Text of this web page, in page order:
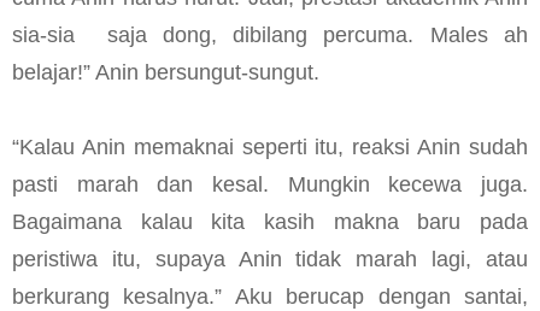
sia-sia saja dong, dibilang percuma. Males ah
belajar!” Anin bersungut-sungut.
“Kalau Anin memaknai seperti itu, reaksi Anin sudah
pasti marah dan kesal. Mungkin kecewa juga.
Bagaimana kalau kita kasih makna baru pada
peristiwa itu, supaya Anin tidak marah lagi, atau
berkurang kesalnya.” Aku berucap dengan santai,